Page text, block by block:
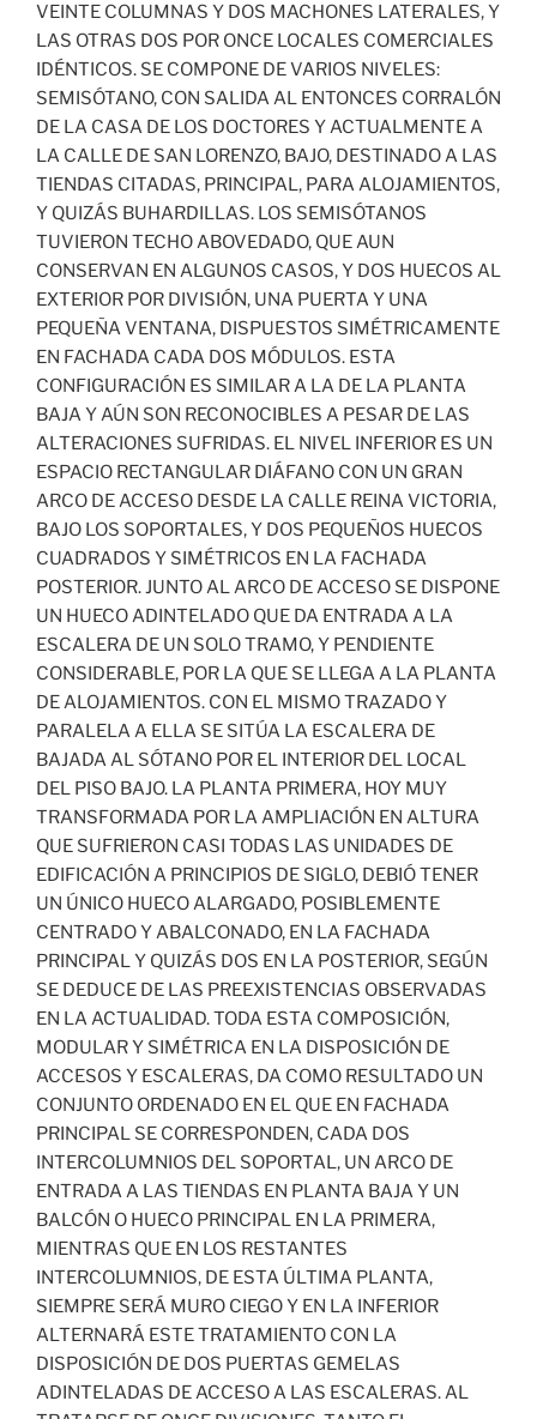
VEINTE COLUMNAS Y DOS MACHONES LATERALES, Y
LAS OTRAS DOS POR ONCE LOCALES COMERCIALES
IDÉNTICOS. SE COMPONE DE VARIOS NIVELES:
SEMISÓTANO, CON SALIDA AL ENTONCES CORRALÓN
DE LA CASA DE LOS DOCTORES Y ACTUALMENTE A
LA CALLE DE SAN LORENZO, BAJO, DESTINADO A LAS
TIENDAS CITADAS, PRINCIPAL, PARA ALOJAMIENTOS,
Y QUIZÁS BUHARDILLAS. LOS SEMISÓTANOS
TUVIERON TECHO ABOVEDADO, QUE AUN
CONSERVAN EN ALGUNOS CASOS, Y DOS HUECOS AL
EXTERIOR POR DIVISIÓN, UNA PUERTA Y UNA
PEQUEÑA VENTANA, DISPUESTOS SIMÉTRICAMENTE
EN FACHADA CADA DOS MÓDULOS. ESTA
CONFIGURACIÓN ES SIMILAR A LA DE LA PLANTA
BAJA Y AÚN SON RECONOCIBLES A PESAR DE LAS
ALTERACIONES SUFRIDAS. EL NIVEL INFERIOR ES UN
ESPACIO RECTANGULAR DIÁFANO CON UN GRAN
ARCO DE ACCESO DESDE LA CALLE REINA VICTORIA,
BAJO LOS SOPORTALES, Y DOS PEQUEÑOS HUECOS
CUADRADOS Y SIMÉTRICOS EN LA FACHADA
POSTERIOR. JUNTO AL ARCO DE ACCESO SE DISPONE
UN HUECO ADINTELADO QUE DA ENTRADA A LA
ESCALERA DE UN SOLO TRAMO, Y PENDIENTE
CONSIDERABLE, POR LA QUE SE LLEGA A LA PLANTA
DE ALOJAMIENTOS. CON EL MISMO TRAZADO Y
PARALELA A ELLA SE SITÚA LA ESCALERA DE
BAJADA AL SÓTANO POR EL INTERIOR DEL LOCAL
DEL PISO BAJO. LA PLANTA PRIMERA, HOY MUY
TRANSFORMADA POR LA AMPLIACIÓN EN ALTURA
QUE SUFRIERON CASI TODAS LAS UNIDADES DE
EDIFICACIÓN A PRINCIPIOS DE SIGLO, DEBIÓ TENER
UN ÚNICO HUECO ALARGADO, POSIBLEMENTE
CENTRADO Y ABALCONADO, EN LA FACHADA
PRINCIPAL Y QUIZÁS DOS EN LA POSTERIOR, SEGÚN
SE DEDUCE DE LAS PREEXISTENCIAS OBSERVADAS
EN LA ACTUALIDAD. TODA ESTA COMPOSICIÓN,
MODULAR Y SIMÉTRICA EN LA DISPOSICIÓN DE
ACCESOS Y ESCALERAS, DA COMO RESULTADO UN
CONJUNTO ORDENADO EN EL QUE EN FACHADA
PRINCIPAL SE CORRESPONDEN, CADA DOS
INTERCOLUMNIOS DEL SOPORTAL, UN ARCO DE
ENTRADA A LAS TIENDAS EN PLANTA BAJA Y UN
BALCÓN O HUECO PRINCIPAL EN LA PRIMERA,
MIENTRAS QUE EN LOS RESTANTES
INTERCOLUMNIOS, DE ESTA ÚLTIMA PLANTA,
SIEMPRE SERÁ MURO CIEGO Y EN LA INFERIOR
ALTERNARÁ ESTE TRATAMIENTO CON LA
DISPOSICIÓN DE DOS PUERTAS GEMELAS
ADINTELADAS DE ACCESO A LAS ESCALERAS. AL